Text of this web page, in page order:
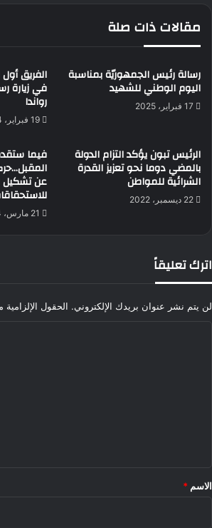
مقالات ذات صلة
رسالة رئيس الجمهوريّة بمناسبة
اليوم الوطني للشهيد
17 فبراير، 2025
الفريق
في زيارة
رواندا
19 فبراير، 2024
الرئيس تبون يؤكد التزام الدولة
بالمضي دوما نحو تعزيز القدرة
الشرائية للمواطن
22 ديسمبر، 2022
فيما
عن تشكيل
21 مارس، 2024
اترك تعليقاً
لن يتم نشر عنوان بريدك الإلكتروني. الحقول الإلزامية
*
الاسم *